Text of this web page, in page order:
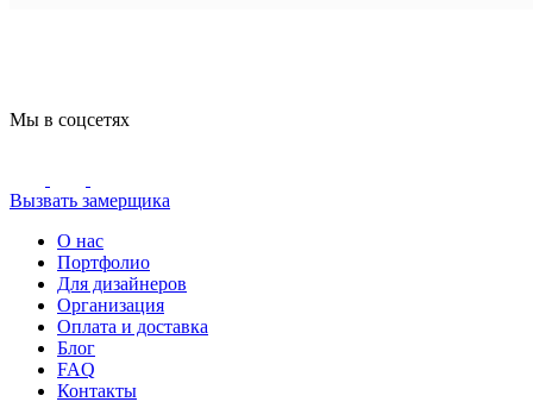
Мы в соцсетях
Вызвать замерщика
О нас
Портфолио
Для дизайнеров
Организация
Оплата и доставка
Блог
FAQ
Контакты